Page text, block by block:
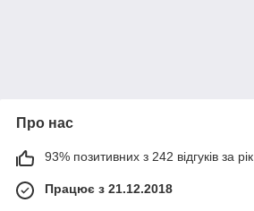
Про нас
93% позитивних з 242 відгуків за рік
Працює з 21.12.2018